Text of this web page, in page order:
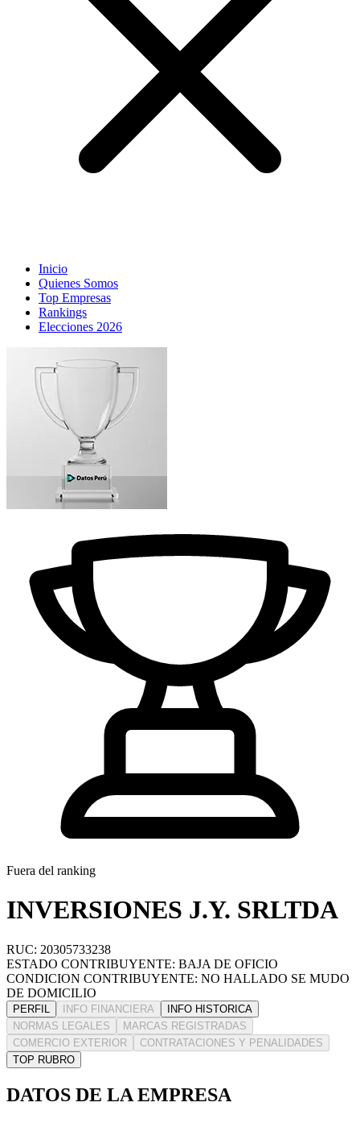
Inicio
Quienes Somos
Top Empresas
Rankings
Elecciones 2026
Fuera del ranking
INVERSIONES J.Y. SRLTDA
RUC: 20305733238
ESTADO CONTRIBUYENTE: BAJA DE OFICIO
CONDICION CONTRIBUYENTE: NO HALLADO SE MUDO
DE DOMICILIO
PERFIL INFO FINANCIERA
INFO HISTORICA
NORMAS LEGALES
MARCAS REGISTRADAS
COMERCIO EXTERIOR
CONTRATACIONES Y PENALIDADES
TOP RUBRO
DATOS DE LA EMPRESA